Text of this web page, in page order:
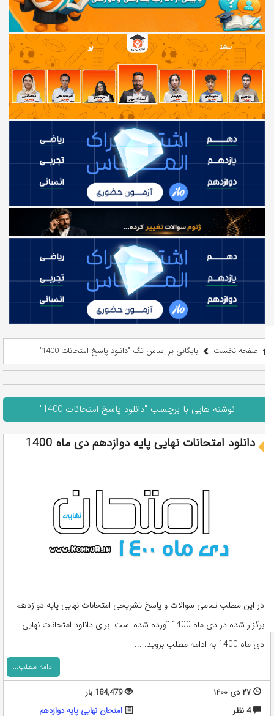
صفحه نخست بایگانی بر اساس تگ "دانلود پاسخ امتحانات 1400"
نوشته هایی با برچسب "دانلود پاسخ امتحانات 1400"
دانلود امتحانات نهایی پایه دوازدهم دی ماه 1400
در این مطلب تمامی سوالات و پاسخ تشریحی امتحانات نهایی پایه دوازدهم
برگزار شده در دی ماه 1400 آورده شده است. برای دانلود امتحانات نهایی
دی ماه 1400 به ادامه مطلب بروید. ...
ادامه مطلب...
۲۷ دی ۱۴۰۰
184,479 بار
4 نظر
امتحان نهایی پایه دوازدهم